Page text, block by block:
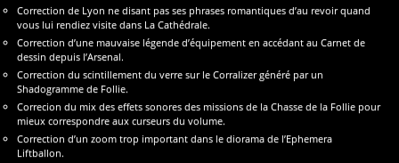
Correction de Lyon ne disant pas ses phrases romantiques d’au revoir quand
vous lui rendiez visite dans La Cathédrale.
Correction d’une mauvaise légende d’équipement en accédant au Carnet de
dessin depuis l’Arsenal.
Correction du scintillement du verre sur le Corralizer généré par un
Shadogramme de Follie.
Correcion du mix des effets sonores des missions de la Chasse de la Follie pour
mieux correspondre aux curseurs du volume.
Correction d’un zoom trop important dans le diorama de l’Ephemera
Liftballon.